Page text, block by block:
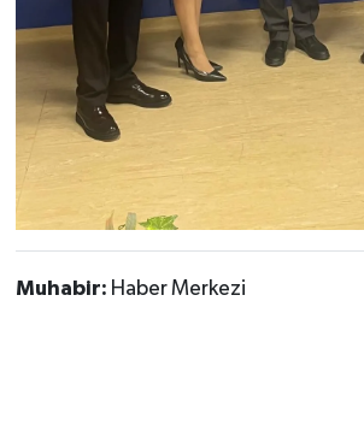
Muhabir: Haber Merkezi